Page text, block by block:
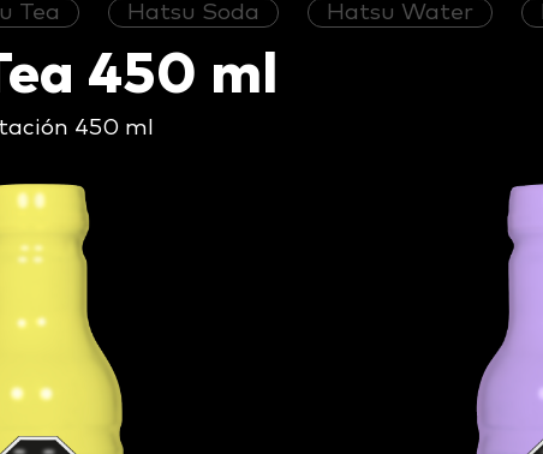
Tea Hatsu Soda Hatsu Water
450 ml
450 ml